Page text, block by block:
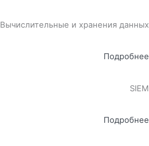
Вычислительные и хранения данных
Подробнее
SIEM
Подробнее